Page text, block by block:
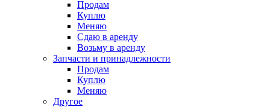
Продам
Куплю
Меняю
Сдаю в аренду
Возьму в аренду
Запчасти и принадлежности
Продам
Куплю
Меняю
Другое